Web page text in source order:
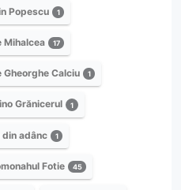
Popescu 1
Mihalcea 17
Gheorghe Calciu 1
Grănicerul 1
din adânc 1
Fotie 45